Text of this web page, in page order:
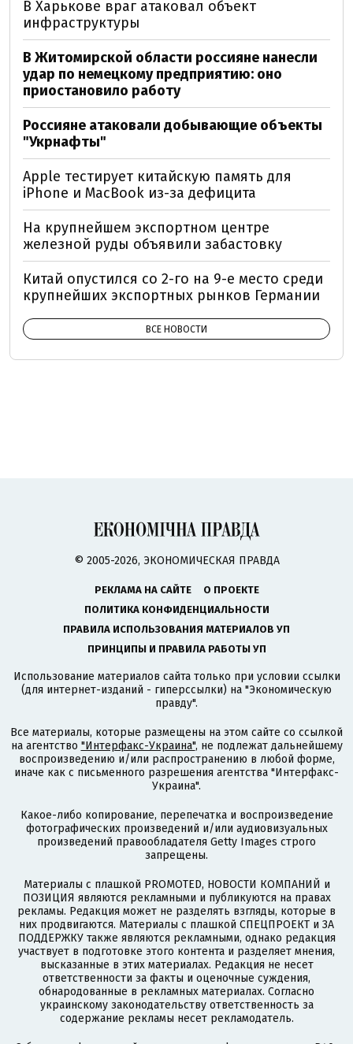
В Харькове враг атаковал объект
инфраструктуры
В Житомирской области россияне нанесли
удар по немецкому предприятию: оно
приостановило работу
Россияне атаковали добывающие объекты
"Укрнафты"
Apple тестирует китайскую память для
iPhone и MacBook из-за дефицита
На крупнейшем экспортном центре
железной руды объявили забастовку
Китай опустился со 2-го на 9-е место среди
крупнейших экспортных рынков Германии
ВСЕ НОВОСТИ
© 2005-2026, ЭКОНОМИЧЕСКАЯ ПРАВДА
РЕКЛАМА НА САЙТЕ
О ПРОЕКТЕ
ПОЛИТИКА КОНФИДЕНЦИАЛЬНОСТИ
ПРАВИЛА ИСПОЛЬЗОВАНИЯ МАТЕРИАЛОВ УП
ПРИНЦИПЫ И ПРАВИЛА РАБОТЫ УП
Использование материалов сайта только при условии ссылки
(для интернет-изданий - гиперссылки) на "Экономическую
правду".
Все материалы, которые размещены на этом сайте со ссылкой
на агентство "Интерфакс-Украина", не подлежат дальнейшему
воспроизведению и/или распространению в любой форме,
иначе как с письменного разрешения агентства "Интерфакс-
Украина".
Какое-либо копирование, перепечатка и воспроизведение
фотографических произведений и/или аудиовизуальных
произведений правообладателя Getty Images строго
запрещены.
Материалы с плашкой PROMOTED, НОВОСТИ КОМПАНИЙ и
ПОЗИЦИЯ являются рекламными и публикуются на правах
рекламы. Редакция может не разделять взгляды, которые в
них продвигаются. Материалы с плашкой СПЕЦПРОЕКТ и ЗА
ПОДДЕРЖКУ также являются рекламными, однако редакция
участвует в подготовке этого контента и разделяет мнения,
высказанные в этих материалах. Редакция не несет
ответственности за факты и оценочные суждения,
обнародованные в рекламных материалах. Согласно
украинскому законодательству ответственность за
содержание рекламы несет рекламодатель.